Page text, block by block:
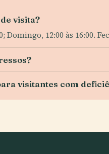
visita?
Domingo, 12:00 às 16:00.
visitantes com